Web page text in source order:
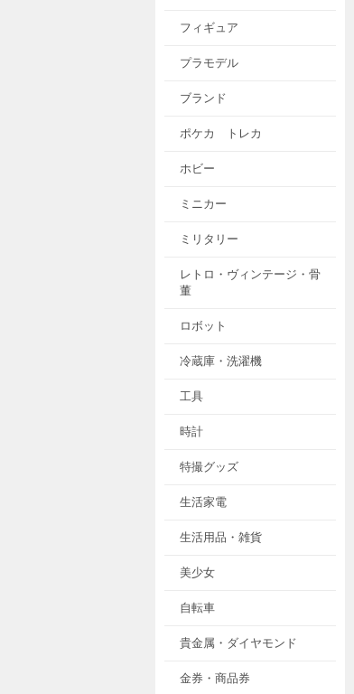
フィギュア
プラモデル
ブランド
ポケカ トレカ
ホビー
ミニカー
ミリタリー
レトロ・ヴィンテージ・骨
董
ロボット
冷蔵庫・洗濯機
工具
時計
特撮グッズ
生活家電
生活用品・雑貨
美少女
自転車
貴金属・ダイヤモンド
金券・商品券